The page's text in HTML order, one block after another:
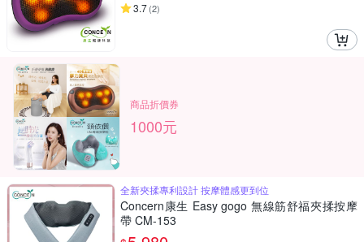
3.7(2)
商品折價券
1000元
全新夾揉專利設計 按摩體感更到位
Concern康生 Easy gogo 無線筋舒福夾揉按摩
帶 CM-153